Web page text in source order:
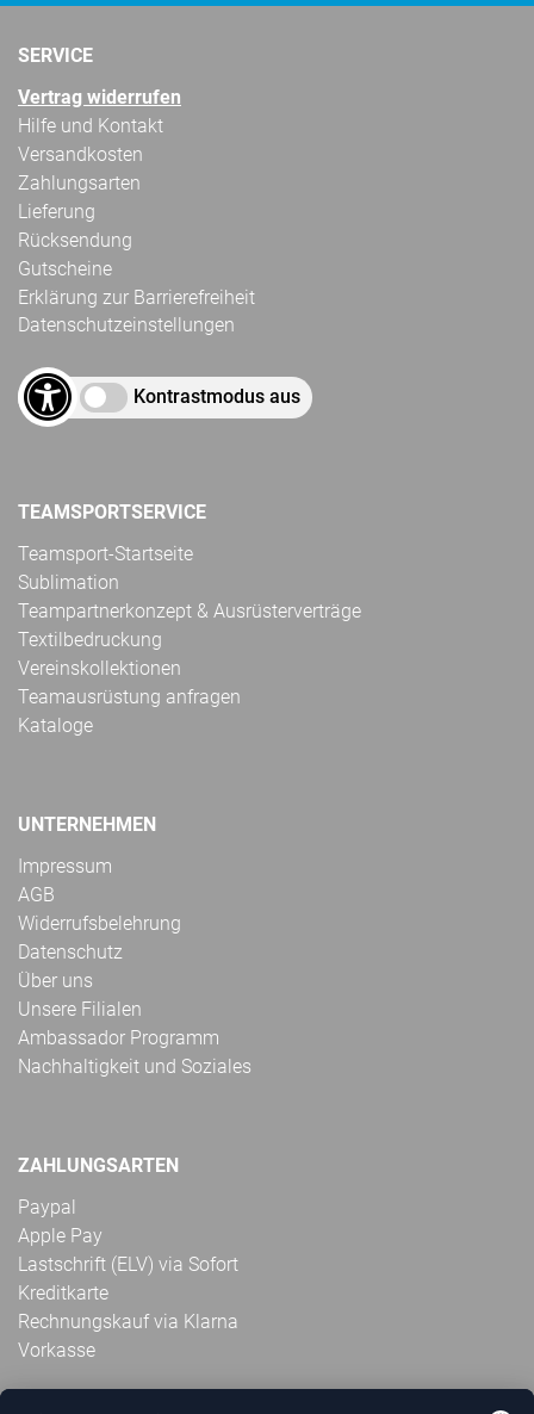
SERVICE
Vertrag widerrufen
Hilfe und Kontakt
Versandkosten
Zahlungsarten
Lieferung
Rücksendung
Gutscheine
Erklärung zur Barrierefreiheit
Datenschutzeinstellungen
Kontrastmodus aus
TEAMSPORTSERVICE
Teamsport-Startseite
Sublimation
Teampartnerkonzept & Ausrüsterverträge
Textilbedruckung
Vereinskollektionen
Teamausrüstung anfragen
Kataloge
UNTERNEHMEN
Impressum
AGB
Widerrufsbelehrung
Datenschutz
Über uns
Unsere Filialen
Ambassador Programm
Nachhaltigkeit und Soziales
ZAHLUNGSARTEN
Paypal
Apple Pay
Lastschrift (ELV) via Sofort
Kreditkarte
Rechnungskauf via Klarna
Vorkasse